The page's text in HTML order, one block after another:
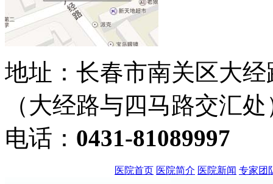
地址：长春市南关区大经
（大经路与四马路交汇处
电话： 0431-81089997
医院首页 医院简介 医院新闻 专家团